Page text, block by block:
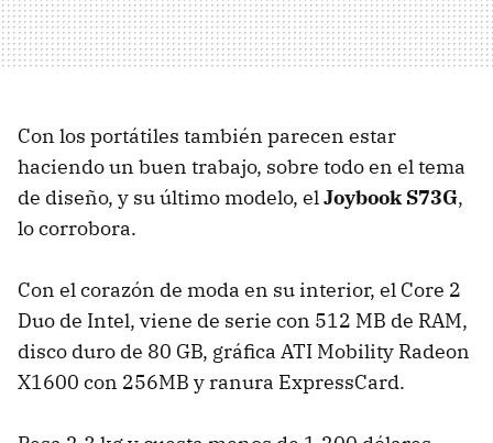
Con los portátiles también parecen estar
haciendo un buen trabajo, sobre todo en el tema
de diseño, y su último modelo, elJoybook S73G,
lo corrobora.
Con el corazón de moda en su interior, el Core 2
Duo de Intel, viene de serie con 512 MB de RAM,
disco duro de 80 GB, gráfica ATI Mobility Radeon
X1600 con 256MB y ranura ExpressCard.